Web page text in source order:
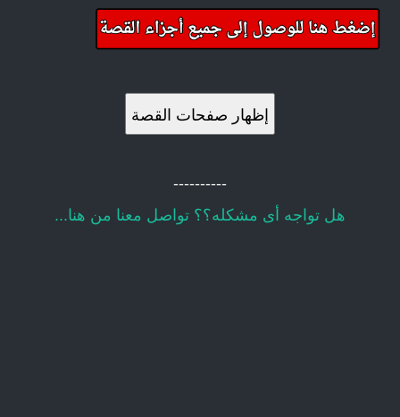
إظهار صفحات القصة
----------
هل تواجه أى مشكله؟؟ تواصل معنا من هنا...